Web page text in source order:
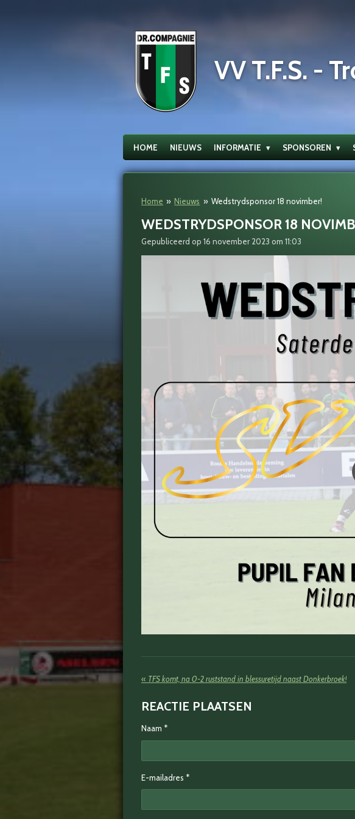
VV T.F.S. -
HOME NIEUWS INFORMATIE SPONSOREN
Home » Nieuws » Wedstrydsponsor 18 novimber!
WEDSTRYDSPONSOR 18
Gepubliceerd op 16 november 2023 om 11:03
« TFS komt, na 0-2 ruststand in blessuretijd naast Donkerbroek!
REACTIE PLAATSEN
Naam *
E-mailadres *